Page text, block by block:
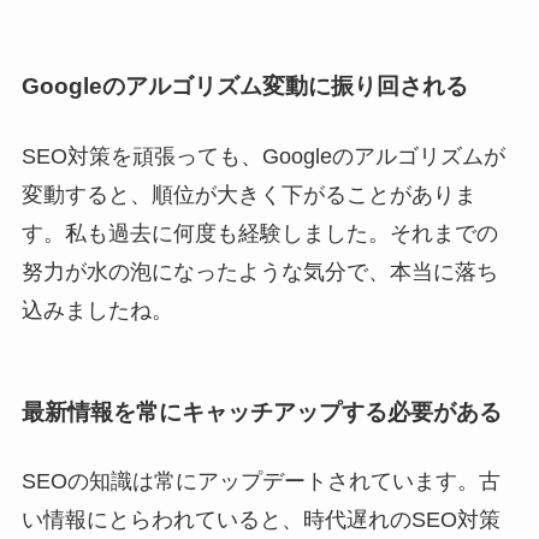
Googleのアルゴリズム変動に振り回される
SEO対策を頑張っても、Googleのアルゴリズムが
変動すると、順位が大きく下がることがありま
す。私も過去に何度も経験しました。それまでの
努力が水の泡になったような気分で、本当に落ち
込みましたね。
最新情報を常にキャッチアップする必要がある
SEOの知識は常にアップデートされています。古
い情報にとらわれていると、時代遅れのSEO対策